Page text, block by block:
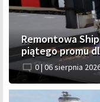
Remontowa
piątego promu
0 |06 sierpnia